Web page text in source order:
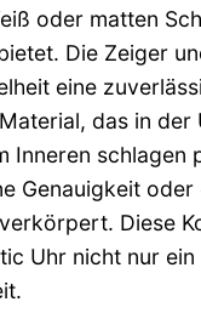
oder matten
Die Zeiger
eine
das in
Inneren schlagen
Genauigkeit
Diese
Uhr nicht nur